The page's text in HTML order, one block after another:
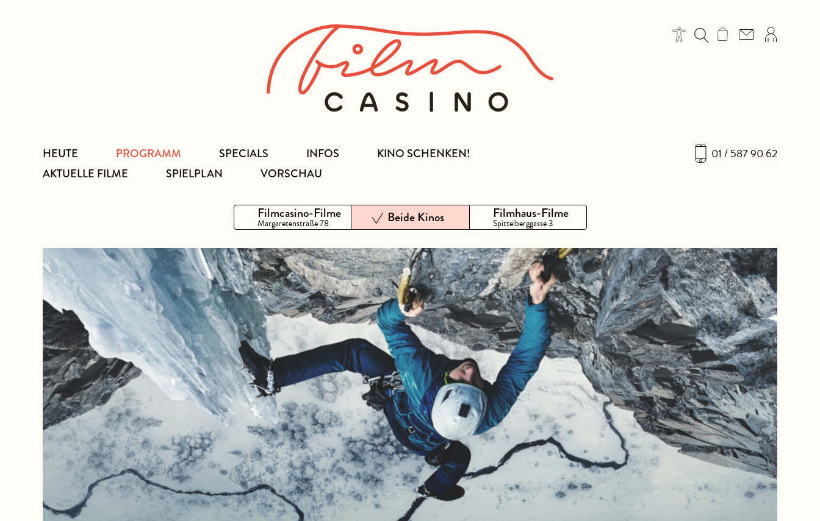
01 / 587 90 62
HEUTE
PROGRAMM
AKTUELLE FILME
SPIELPLAN VORSCHAU
SPECIALS INFOS KINO SCHENKEN!
Filmcasino-Filme
Margaretenstraße 78 Beide Kinos Filmhaus-Filme
Spittelberggasse 3